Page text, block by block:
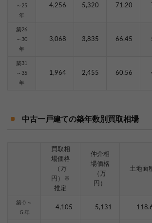
～25
年
4,256 5,320 71.20
築26
～30
年
3,068 3,835 66.45
築31
～35
年
1,964 2,455 60.56
中古一戸建ての築年数別買取相場
買取相
場価格
（万
円）※
推定
仲介相
場価格
（万
円）
土地面
築０～
５年
4,105 5,131